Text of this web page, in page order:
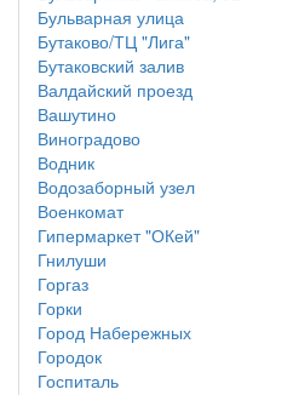
Бульварная улица
Бутаково/ТЦ "Лига"
Бутаковский залив
Валдайский проезд
Вашутино
Виноградово
Водник
Водозаборный узел
Военкомат
Гипермаркет "ОКей"
Гнилуши
Горгаз
Горки
Город Набережных
Городок
Госпиталь